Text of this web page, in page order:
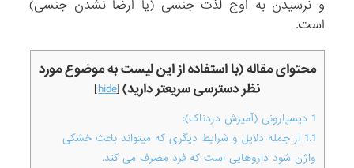
و نرسیدن به اوج لذت جنسی (یا ارضا نشدن جنسی)
است.
محتوای مقاله (با استفاده از این لیست به موضوع مورد
نظر دسترسی سریعتر دارید)[
hide
]
1 دیسپارونی (آمیزش دردناک):
1.1 از جمله دلایل و شرایط دیگری که میتواند باعث خشکی
واژن شود داروهایی است که فرد مصرف می کند.